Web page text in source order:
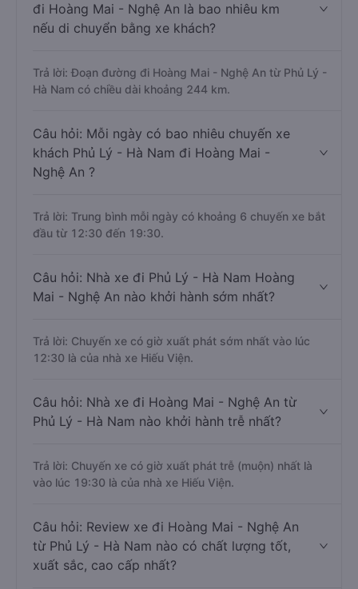
đi Hoàng Mai - Nghệ An là bao nhiêu km
nếu di chuyển bằng xe khách?
Trả lời: Đoạn đường đi Hoàng Mai - Nghệ An từ Phủ Lý -
Hà Nam có chiều dài khoảng 244 km.
Câu hỏi: Mỗi ngày có bao nhiêu chuyến xe
khách Phủ Lý - Hà Nam đi Hoàng Mai -
Nghệ An ?
Trả lời: Trung bình mỗi ngày có khoảng 6 chuyến xe bắt
đầu từ 12:30 đến 19:30.
Câu hỏi: Nhà xe đi Phủ Lý - Hà Nam Hoàng
Mai - Nghệ An nào khởi hành sớm nhất?
Trả lời: Chuyến xe có giờ xuất phát sớm nhất vào lúc
12:30 là của nhà xe Hiếu Viện.
Câu hỏi: Nhà xe đi Hoàng Mai - Nghệ An từ
Phủ Lý - Hà Nam nào khởi hành trễ nhất?
Trả lời: Chuyến xe có giờ xuất phát trễ (muộn) nhất là
vào lúc 19:30 là của nhà xe Hiếu Viện.
Câu hỏi: Review xe đi Hoàng Mai - Nghệ An
từ Phủ Lý - Hà Nam nào có chất lượng tốt,
xuất sắc, cao cấp nhất?